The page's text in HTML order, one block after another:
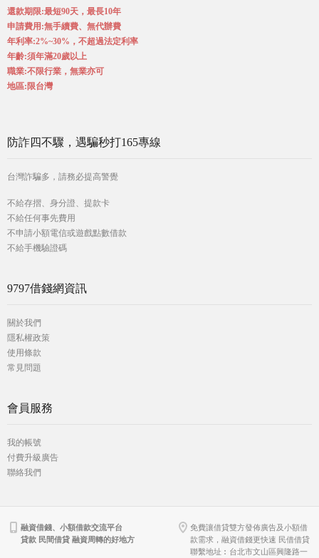
還款期限:最短90天，最長10年
申請費用:無手續費、無代辦費
年利率:2%~30%，不超過法定利率
年齡:須年滿20歲以上
職業:不限行業，無業亦可
地區:限台灣
防詐四不驟，遇騙秒打165專線
台灣詐騙多，請務必提高警覺
不給存摺、身分證、提款卡
不給任何事先費用
不申請小額電信或遊戲點數借款
不給手機驗證碼
9797借錢網資訊
關於我們
隱私權政策
使用條款
常見問題
會員服務
我的帳號
付費升級廣告
聯絡我們
融資借錢、小額借款交流平台
貸款 民間借貸 融資周轉的好地方
免費讓借貸雙方發佈廣告及小額借
款需求，融資借錢更快速 民借借貸
聯繫地址︰台北市文山區興隆路一